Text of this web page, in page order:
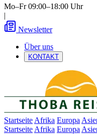
Mo–Fr 09:00–18:00 Uhr
|
Newsletter
Über uns
KONTAKT
Startseite Afrika Europa
Startseite Afrika Europa